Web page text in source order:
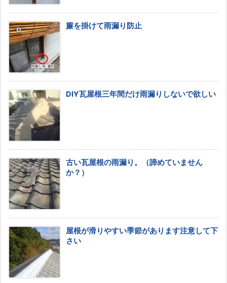
簾を掛けて雨漏り防止
DIY瓦屋根三年間だけ雨漏りしないで欲しい
古い瓦屋根の雨漏り。（諦めていません
か？）
屋根が滑りやすい季節があります注意して下
さい